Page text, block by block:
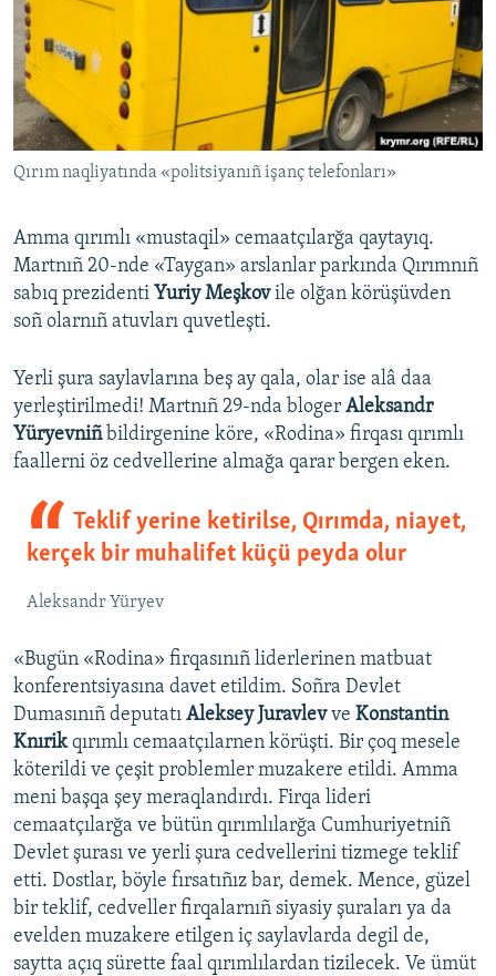
Qırım naqliyatında «politsiyanıñ işanç telefonları»
Amma qırımlı «mustaqil» cemaatçılarğa qaytayıq.
Martnıñ 20-nde «Taygan» arslanlar parkında Qırımnıñ
sabıq prezidenti Yuriy Meşkovile olğan körüşüvden
soñ olarnıñ atuvları quvetleşti.
Yerli şura saylavlarına beş ay qala, olar ise alâ daa
yerleştirilmedi! Martnıñ 29-nda bloger Aleksandr
Yüryevniñbildirgenine köre, «Rodina» firqası qırımlı
faallerni öz cedvellerine almağa qarar bergen eken.
Teklif yerine ketirilse, Qırımda, niayet,
kerçek bir muhalifet küçü peyda olur
Aleksandr Yüryev
«Bugün «Rodina» firqasınıñ liderlerinen matbuat
konferentsiyasına davet etildim. Soñra Devlet
Dumasınıñ deputatı Aleksey Juravlevve Konstantin
Knırikqırımlı cemaatçılarnen körüşti. Bir çoq mesele
köterildi ve çeşit problemler muzakere etildi. Amma
meni başqa şey meraqlandırdı. Firqa lideri
cemaatçılarğa ve bütün qırımlılarğa Cumhuriyetniñ
Devlet şurası ve yerli şura cedvellerini tizmege teklif
etti. Dostlar, böyle fırsatıñız bar, demek. Mence, güzel
bir teklif, cedveller firqalarnıñ siyasiy şuraları ya da
evelden muzakere etilgen iç saylavlarda degil de,
saytta açıq sürette faal qırımlılardan tizilecek. Ve ümüt